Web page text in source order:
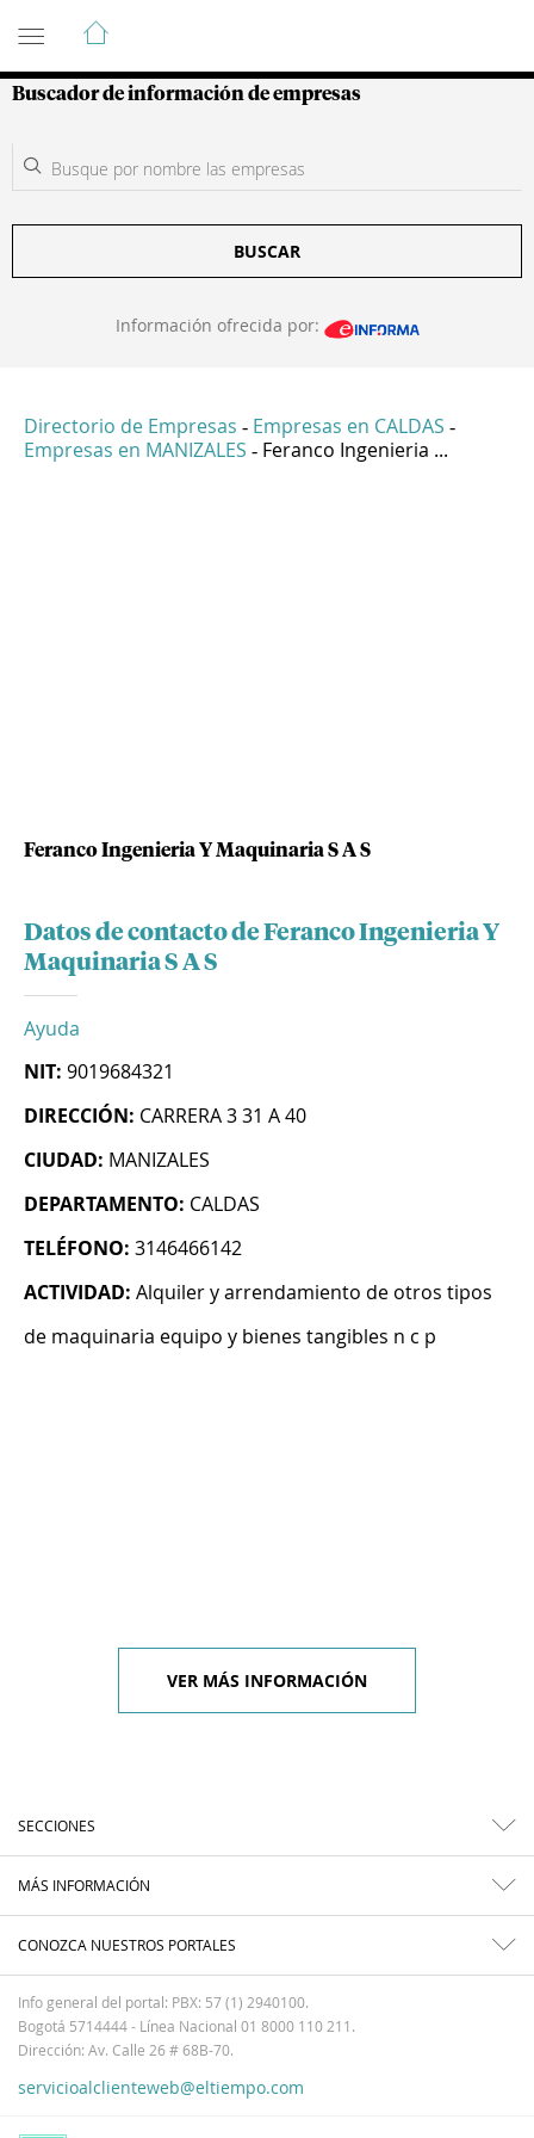
Guía de Empresas Colombianas
Buscador de información de empresas
BUSCAR
Información ofrecida por:
Directorio de Empresas - Empresas en CALDAS -
Empresas en MANIZALES - Feranco Ingenieria ...
Feranco Ingenieria Y Maquinaria S A S
Datos de contacto de Feranco Ingenieria Y
Maquinaria S A S
Ayuda
NIT: 9019684321
DIRECCIÓN: CARRERA 3 31 A 40
CIUDAD: MANIZALES
DEPARTAMENTO: CALDAS
TELÉFONO: 3146466142
ACTIVIDAD: Alquiler y arrendamiento de otros tipos
de maquinaria equipo y bienes tangibles n c p
VER MÁS INFORMACIÓN
SECCIONES
MÁS INFORMACIÓN
CONOZCA NUESTROS PORTALES
Info general del portal: PBX: 57 (1) 2940100.
Bogotá 5714444 - Línea Nacional 01 8000 110 211.
Dirección: Av. Calle 26 # 68B-70.
servicioalclienteweb@eltiempo.com